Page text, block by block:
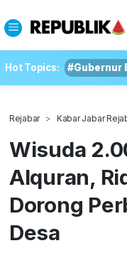
Hot Topics: #Gubernur
Rejabar Kabar Jabar
Wisuda
Alquran,
Dorong
Desa